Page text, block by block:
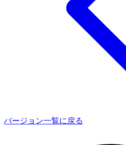
バージョン一覧に戻る